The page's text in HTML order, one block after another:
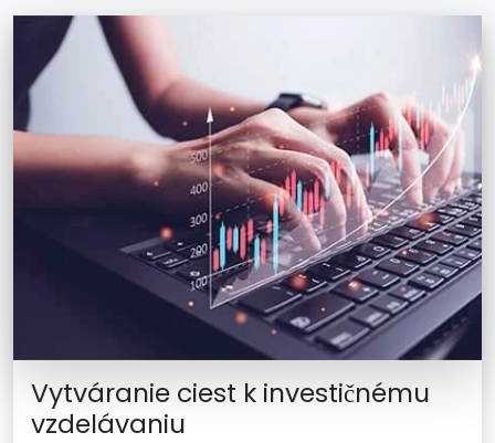
Vytváranie ciest k investičnému
vzdelávaniu